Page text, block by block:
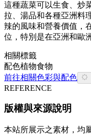
這種蔬菜可以生食、炒
拉、湯品和各種亞洲料
辣的風味和營養價值，
位，特別是在亞洲和歐
相關標籤
配色植物食物
前往相關色彩與配色
REFERENCE
版權與來源說明
本站所展示之素材，均